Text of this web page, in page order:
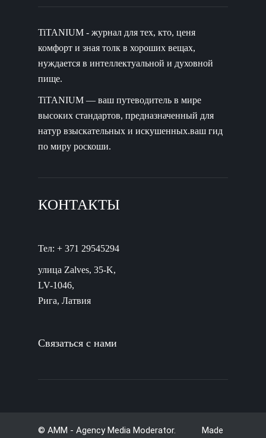
TiTANIUM - журнал для тех, кто, ценя
комфорт и зная толк в хороших вещах,
нуждается в интеллектуальной и духовной
пище.
TiTANIUM — ваш путеводитель в мире
высоких стандартов, предназначенный для
натур взыскательных и искушенных.ваш гид
по миру роскоши.
КОНТАКТЫ
Тел: + 371 29545294
улица Zalves, 35-K,
LV-1046,
Рига, Латвия
Связаться с нами
© AMM - Agency Media Moderator. Made